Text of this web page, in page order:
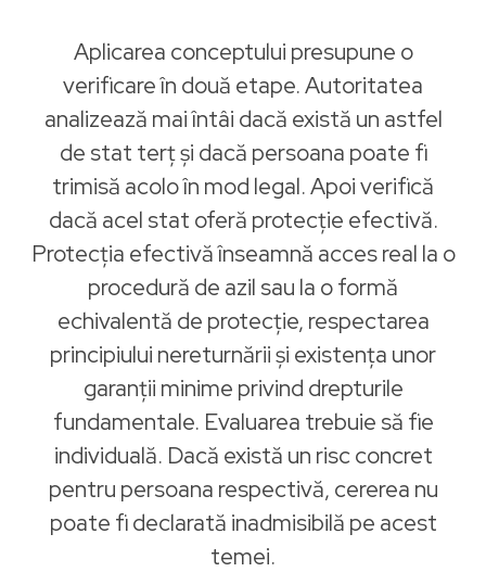
Aplicarea conceptului presupune o
verificare în două etape. Autoritatea
analizează mai întâi dacă există un astfel
de stat terț și dacă persoana poate fi
trimisă acolo în mod legal. Apoi verifică
dacă acel stat oferă protecție efectivă.
Protecția efectivă înseamnă acces real la o
procedură de azil sau la o formă
echivalentă de protecție, respectarea
principiului nereturnării și existența unor
garanții minime privind drepturile
fundamentale. Evaluarea trebuie să fie
individuală. Dacă există un risc concret
pentru persoana respectivă, cererea nu
poate fi declarată inadmisibilă pe acest
temei.